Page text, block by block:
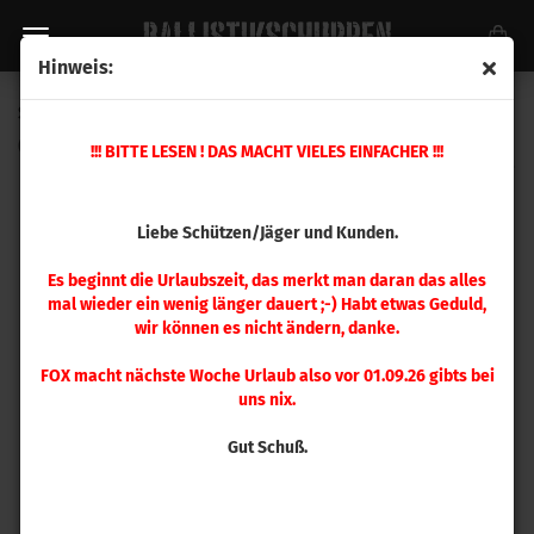
Hinweis:
!!! BITTE LESEN ! DAS MACHT VIELES EINFACHER !!!
Liebe Schützen/Jäger und Kunden.
Es beginnt die Urlaubszeit, das merkt man daran das alles
mal wieder ein wenig länger dauert ;-) Habt etwas Geduld,
wir können es nicht ändern, danke.
FOX macht nächste Woche Urlaub also vor 01.09.26 gibts bei
uns nix.
Gut Schuß.
Sierra .355 Sports Master 125 gr 100 Stück
8125)